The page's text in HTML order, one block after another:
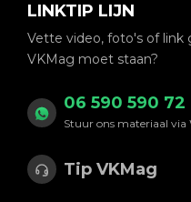
LINKTIP LIJN
Vette video, foto's of link
VKMag moet staan?
06 590 590 72
Stuur ons materiaal via
Tip VKMag